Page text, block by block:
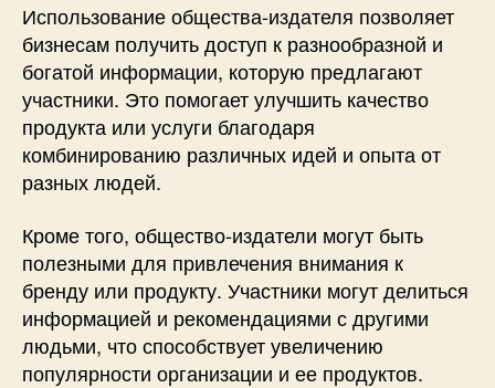
Использование общества-издателя позволяет
бизнесам получить доступ к разнообразной и
богатой информации, которую предлагают
участники. Это помогает улучшить качество
продукта или услуги благодаря
комбинированию различных идей и опыта от
разных людей.
Кроме того, общество-издатели могут быть
полезными для привлечения внимания к
бренду или продукту. Участники могут делиться
информацией и рекомендациями с другими
людьми, что способствует увеличению
популярности организации и ее продуктов.